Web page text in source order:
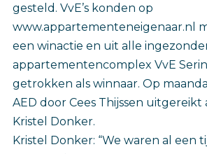
gesteld. VvE’s konden op
www.appartementeneigenaar.nl
een winactie en uit alle
appartementencomplex VvE
getrokken als winnaar. Op
AED door Cees Thijssen uitgereikt
Kristel Donker.
Kristel Donker: “We waren al een